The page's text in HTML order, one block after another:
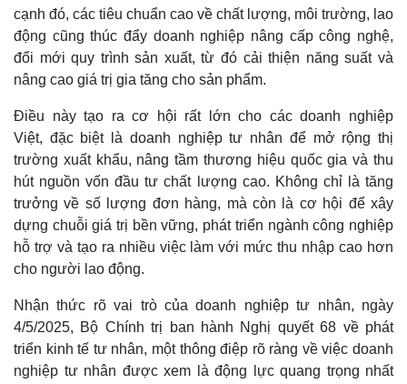
cạnh đó, các tiêu chuẩn cao về chất lượng, môi trường, lao
động cũng thúc đẩy doanh nghiệp nâng cấp công nghệ,
đổi mới quy trình sản xuất, từ đó cải thiện năng suất và
nâng cao giá trị gia tăng cho sản phẩm.
Điều này tạo ra cơ hội rất lớn cho các doanh nghiệp
Việt, đặc biệt là doanh nghiệp tư nhân để mở rộng thị
trường xuất khẩu, nâng tầm thương hiệu quốc gia và thu
hút nguồn vốn đầu tư chất lượng cao. Không chỉ là tăng
trưởng về số lượng đơn hàng, mà còn là cơ hội để xây
dựng chuỗi giá trị bền vững, phát triển ngành công nghiệp
hỗ trợ và tạo ra nhiều việc làm với mức thu nhập cao hơn
cho người lao động.
Nhận thức rõ vai trò của doanh nghiệp tư nhân, ngày
4/5/2025, Bộ Chính trị ban hành Nghị quyết 68 về phát
triển kinh tế tư nhân, một thông điệp rõ ràng về việc doanh
nghiệp tư nhân được xem là động lực quang trọng nhất